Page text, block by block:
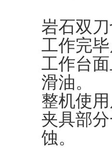
岩石双
工作完毕
工作台面
滑油。
整机使用
夹具部分
蚀。